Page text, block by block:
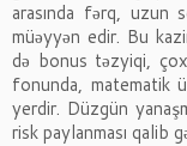
arasında fərq, uzun
müəyyən edir. Bu
də bonus təzyiqi,
fonunda, matematik
yerdir. Düzgün
risk paylanması qalib